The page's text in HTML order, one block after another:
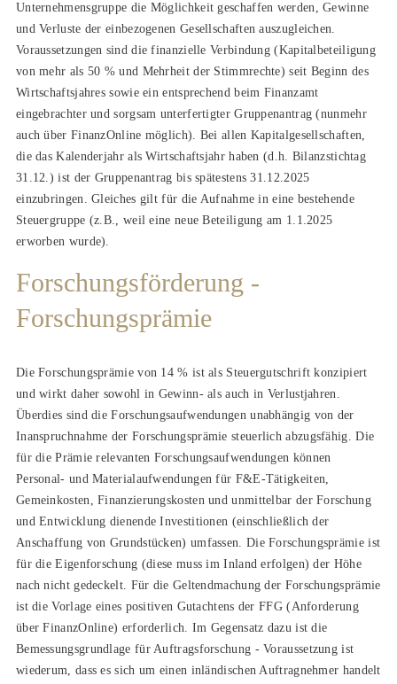
Unternehmensgruppe die Möglichkeit geschaffen werden, Gewinne
und Verluste der einbezogenen Gesellschaften auszugleichen.
Voraussetzungen sind die finanzielle Verbindung (Kapitalbeteiligung
von mehr als 50 % und Mehrheit der Stimmrechte) seit Beginn des
Wirtschaftsjahres sowie ein entsprechend beim Finanzamt
eingebrachter und sorgsam unterfertigter Gruppenantrag (nunmehr
auch über FinanzOnline möglich). Bei allen Kapitalgesellschaften,
die das Kalenderjahr als Wirtschaftsjahr haben (d.h. Bilanzstichtag
31.12.) ist der Gruppenantrag bis spätestens 31.12.2025
einzubringen. Gleiches gilt für die Aufnahme in eine bestehende
Steuergruppe (z.B., weil eine neue Beteiligung am 1.1.2025
erworben wurde).
Forschungsförderung -
Forschungsprämie
Die Forschungsprämie von 14 % ist als Steuergutschrift konzipiert
und wirkt daher sowohl in Gewinn- als auch in Verlustjahren.
Überdies sind die Forschungsaufwendungen unabhängig von der
Inanspruchnahme der Forschungsprämie steuerlich abzugsfähig. Die
für die Prämie relevanten Forschungsaufwendungen können
Personal- und Materialaufwendungen für F&E-Tätigkeiten,
Gemeinkosten, Finanzierungskosten und unmittelbar der Forschung
und Entwicklung dienende Investitionen (einschließlich der
Anschaffung von Grundstücken) umfassen. Die Forschungsprämie ist
für die Eigenforschung (diese muss im Inland erfolgen) der Höhe
nach nicht gedeckelt. Für die Geltendmachung der Forschungsprämie
ist die Vorlage eines positiven Gutachtens der FFG (Anforderung
über FinanzOnline) erforderlich. Im Gegensatz dazu ist die
Bemessungsgrundlage für Auftragsforschung - Voraussetzung ist
wiederum, dass es sich um einen inländischen Auftragnehmer handelt